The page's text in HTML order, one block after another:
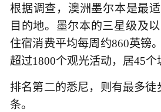
根据调查，澳洲墨尔本是最
目的地。墨尔本的三星级及以
住宿消费平均每周约860英镑
超过1800个观光活动，居45个
排名第二的悉尼，则有最多徒
条。